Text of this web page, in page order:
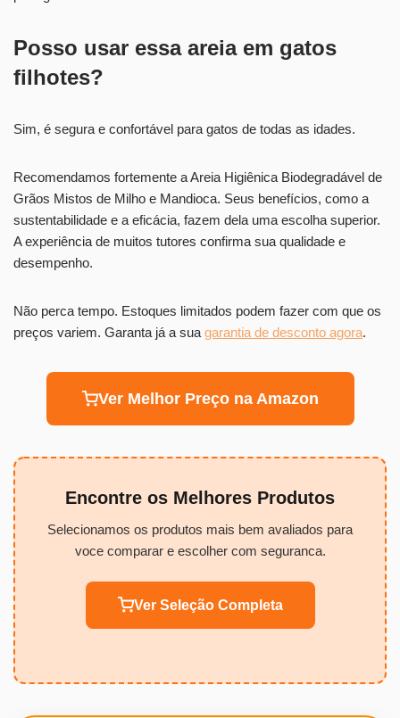
Posso usar essa areia em gatos
filhotes?
Sim, é segura e confortável para gatos de todas as idades.
Recomendamos fortemente a Areia Higiênica Biodegradável de
Grãos Mistos de Milho e Mandioca. Seus benefícios, como a
sustentabilidade e a eficácia, fazem dela uma escolha superior.
A experiência de muitos tutores confirma sua qualidade e
desempenho.
Não perca tempo. Estoques limitados podem fazer com que os
preços variem. Garanta já a sua garantia de desconto agora.
Ver Melhor Preço na Amazon
Encontre os Melhores Produtos
Selecionamos os produtos mais bem avaliados para
voce comparar e escolher com seguranca.
Ver Seleção Completa